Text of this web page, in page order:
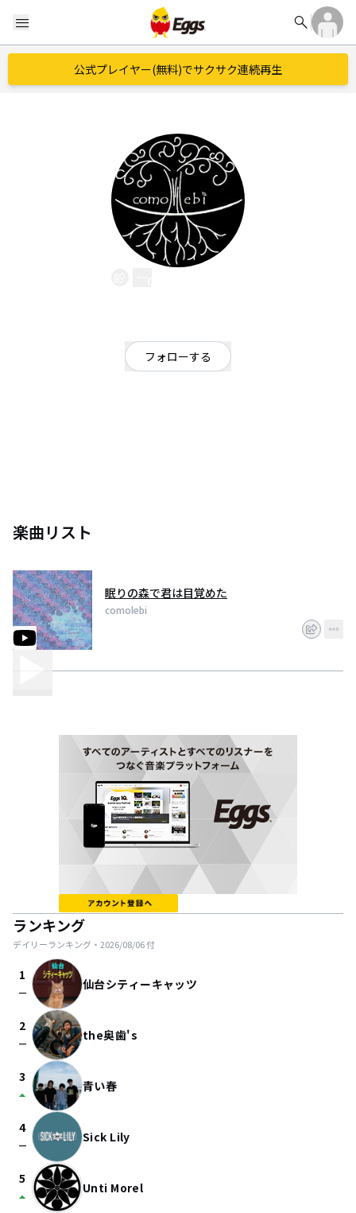
menu search
公式プレイヤー(無料)でサクサク連続再生
フォローする
楽曲リスト
眠りの森で君は目覚めた
comolebi
ランキング
デイリーランキング・ 2026/08/06付
1
check_indeterminate_small 仙台シティーキャッツ
2
check_indeterminate_small the奥歯's
3
arrow_drop_up 青い春
4
check_indeterminate_small Sick Lily
5
arrow_drop_up Unti Morel